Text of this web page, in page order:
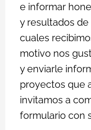
e informar
y resultados
cuales
motivo nos
y enviarle
proyectos que
invitamos a
formulario con